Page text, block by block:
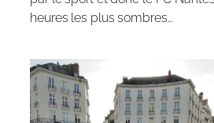
heures les plus sombres…